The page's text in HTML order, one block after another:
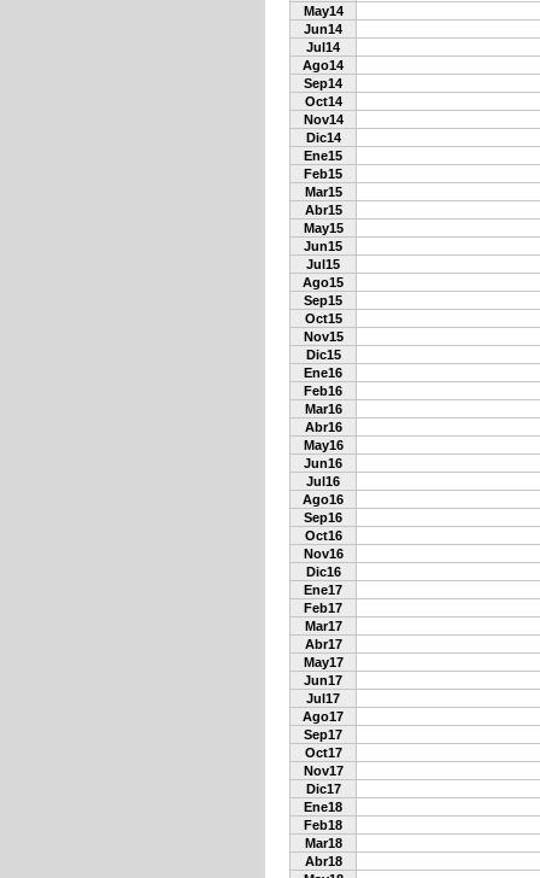
May14
Jun14
Jul14
Ago14
Sep14
Oct14
Nov14
Dic14
Ene15
Feb15
Mar15
Abr15
May15
Jun15
Jul15
Ago15
Sep15
Oct15
Nov15
Dic15
Ene16
Feb16
Mar16
Abr16
May16
Jun16
Jul16
Ago16
Sep16
Oct16
Nov16
Dic16
Ene17
Feb17
Mar17
Abr17
May17
Jun17
Jul17
Ago17
Sep17
Oct17
Nov17
Dic17
Ene18
Feb18
Mar18
Abr18